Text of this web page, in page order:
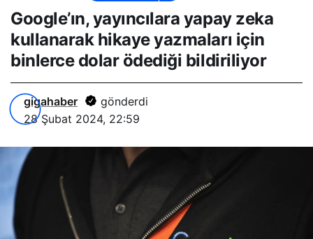
kullanarak hikaye
yazmaları için
binlerce dolar
ödediği bildiriliyor
Google’ın, yayıncılara yapay zeka
kullanarak hikaye yazmaları için
binlerce dolar ödediği bildiriliyor
gigahaber
gönderdi
28 Şubat 2024, 22:59